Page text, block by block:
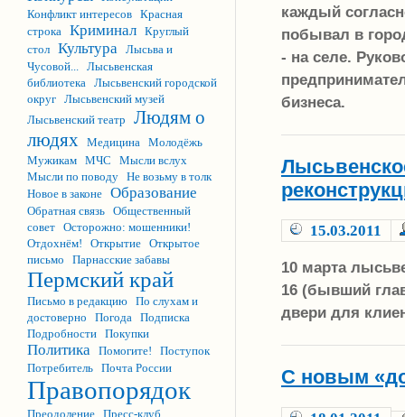
Конфликт интересов Красная
строка Криминал Круглый
стол Культура Лысьва и
Чусовой... Лысьвенская
библиотека Лысьвенский городской
округ Лысьвенский музей
Лысьвенский театр
Людям о
людях Медицина Молодёжь
Мужикам МЧС
Мысли вслух
Мысли по поводу Не возьму в толк
Новое в законе Образование
Обратная связь Общественный
совет Осторожно: мошенники!
Отдохнём!
Открытие Открытое
письмо
Парнасские забавы
Пермский край
Письмо в редакцию По слухам и
достоверно
Погода Подписка
Подробности Покупки
Политика Помогите!
Поступок
Потребитель Почта России
Правопорядок
Преодоление Пресс-клуб
каждый
побывал в
- на селе.
бизнеса.
15.03.2011
10 марта
16 (бывший
двери для
С новым